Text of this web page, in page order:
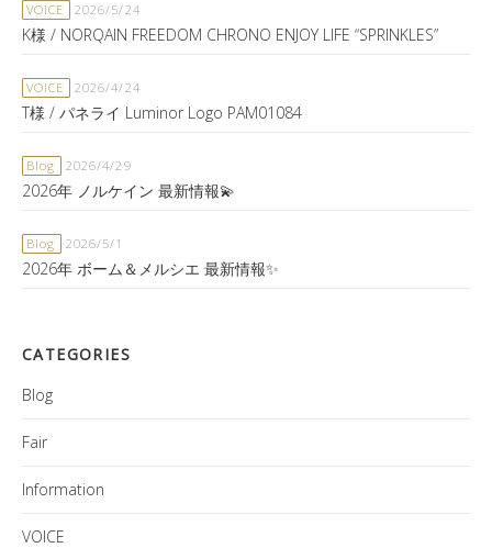
VOICE 2026/5/24
K様 / NORQAIN FREEDOM CHRONO ENJOY LIFE “SPRINKLES”
VOICE 2026/4/24
T様 / パネライ Luminor Logo PAM01084
Blog 2026/4/29
2026年 ノルケイン 最新情報💫
Blog 2026/5/1
2026年 ボーム＆メルシエ 最新情報✨
CATEGORIES
Blog
Fair
Information
VOICE